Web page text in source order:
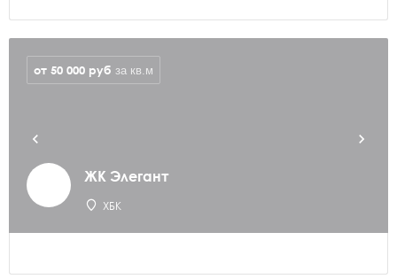
ЖК Элегант
ХБК
от 50 000 руб за кв.м